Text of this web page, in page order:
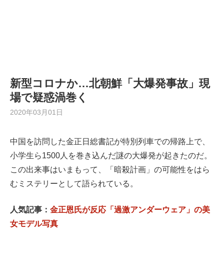
新型コロナか…北朝鮮「大爆発事故」現
場で疑惑渦巻く
2020年03月01日
中国を訪問した金正日総書記が特別列車での帰路上で、
小学生ら1500人を巻き込んだ謎の大爆発が起きたのだ。
この出来事はいまもって、「暗殺計画」の可能性をはら
むミステリーとして語られている。
人気記事： 金正恩氏が反応「過激アンダーウェア」の美
女モデル写真